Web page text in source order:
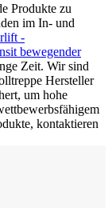
Produkte zu
im In- und
-
bewegender
Zeit. Wir sind
Hersteller
um hohe
kontaktieren